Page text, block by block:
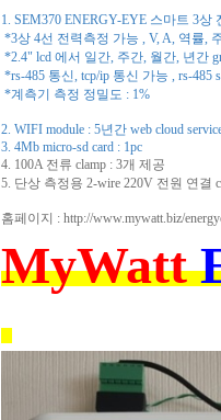
1. SEM370 ENERGY-EYE 스마트 3상
*3상 4선 전력측정 가능 , V, A, 역률,
*2.4" lcd 에서 일간, 주간, 월간, 년간
*rs-485 통신, tcp/ip 통신 가능 , rs-485
*계측기 측정 정밀도 : 1%
2. WIFI module : 5년간 web cloud
3. 4Mb micro-sd card : 1pc
4. 100A 전류 clamp : 3개 제공
5. 단상 측정용 2-wire 220V 전원 연결
홈페이지 : http://www.mywatt.biz/
MyWatt